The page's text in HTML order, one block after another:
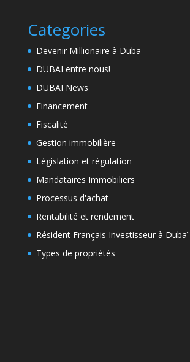
Categories
Devenir Millionaire à Dubaï
DUBAI entre nous!
DUBAI News
Financement
Fiscalité
Gestion immobilière
Législation et régulation
Mandataires Immobiliers
Processus d'achat
Rentabilité et rendement
Résident Français Investisseur à Dubaï
Types de propriétés